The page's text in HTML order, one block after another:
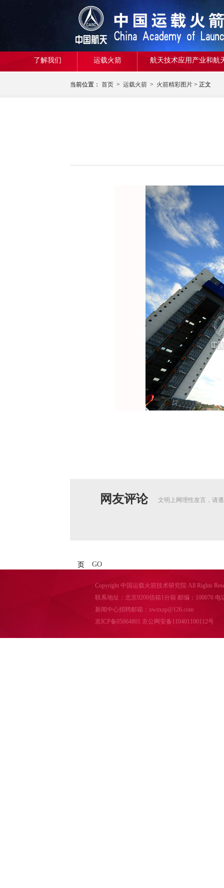
了解我们 运载火箭 航天技术应用产业和航
当前位置： 首页 > 运载火箭 > 火箭精彩图片 > 正文
网友评论 文明上网理性发言，请
页 GO
Copyright 中国运载火箭技术研究院 All Rights
联系地址：北京9200信箱1分箱 邮编：100076 电
新闻中心招聘邮箱：xwzxzp@126.com
京ICP备05064801 京公网安备110401100112号